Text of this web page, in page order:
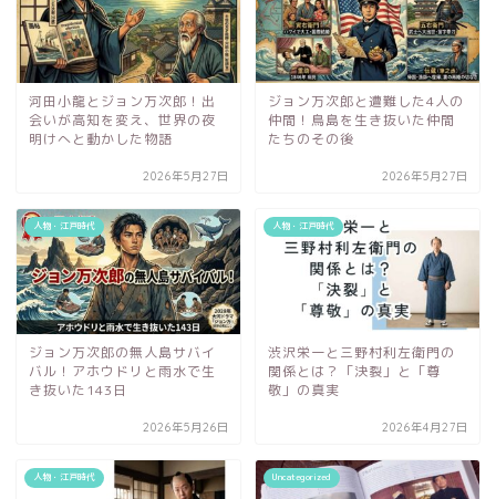
河田小龍とジョン万次郎！出
会いが高知を変え、世界の夜
明けへと動かした物語
2026年5月27日
ジョン万次郎と遭難した4人の
仲間！鳥島を生き抜いた仲間
たちのその後
2026年5月27日
人物・江戸時代
ジョン万次郎の無人島サバイ
バル！アホウドリと雨水で生
き抜いた143日
2026年5月26日
人物・江戸時代
渋沢栄一と三野村利左衛門の
関係とは？「決裂」と「尊
敬」の真実
2026年4月27日
人物・江戸時代 Uncategorized